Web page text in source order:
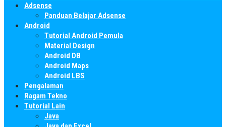
Adsense
Panduan Belajar Adsense
Android
Tutorial Android Pemula
Material Design
Android DB
Android Maps
Android LBS
Pengalaman
Ragam Tekno
Tutorial Lain
Java